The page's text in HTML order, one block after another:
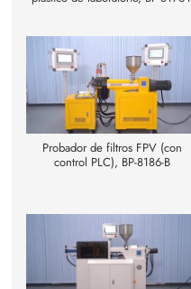
Probador de filtros FPV (con
control PLC), BP-8186-B